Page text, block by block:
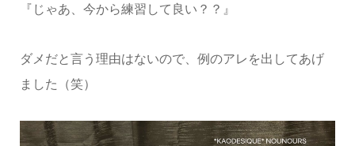
『じゃあ、今から練習して良い？？』
ダメだと言う理由はないので、例のアレを出してあげ
ました（笑）